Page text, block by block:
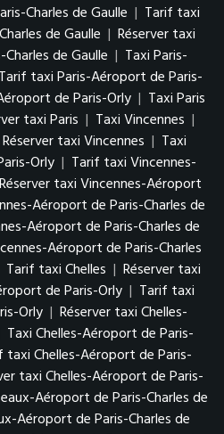
Charles de Gaulle | Tarif taxi
de Gaulle | Réserver taxi
de Gaulle | Taxi Paris-
Tarif taxi Paris-Aéroport de Paris-
de Paris-Orly | Taxi Paris
taxi Paris | Taxi Vincennes |
Réserver taxi Vincennes | Taxi
Orly | Tarif taxi Vincennes-
Réserver taxi Vincennes-Aéroport
Aéroport de Paris-Charles de
Aéroport de Paris-Charles de
Aéroport de Paris-Charles
Tarif taxi Chelles | Réserver taxi
de Paris-Orly | Tarif taxi
Orly | Réserver taxi Chelles-
Taxi Chelles-Aéroport de Paris-
taxi Chelles-Aéroport de Paris-
taxi Chelles-Aéroport de Paris-
Aéroport de Paris-Charles de
Aéroport de Paris-Charles de